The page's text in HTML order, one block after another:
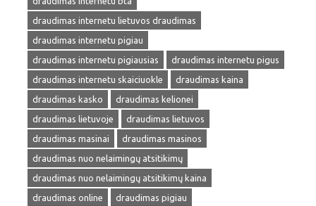
draudimas internetu lietuvos draudimas
draudimas internetu pigiau
draudimas internetu pigiausias
draudimas internetu pigus
draudimas internetu skaiciuokle
draudimas kaina
draudimas kasko
draudimas kelionei
draudimas lietuvoje
draudimas lietuvos
draudimas masinai
draudimas masinos
draudimas nuo nelaimingų atsitikimų
draudimas nuo nelaimingų atsitikimų kaina
draudimas online
draudimas pigiau